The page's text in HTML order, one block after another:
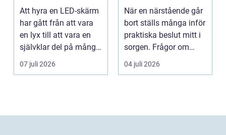
upplevelser på
event
Att hyra en LED-skärm
har gått från att vara
en lyx till att vara en
självklar del på många
event, m...
07 juli 2026
svår tid
När en närstående går
bort ställs många inför
praktiska beslut mitt i
sorgen. Frågor om
ceremoni, ju...
04 juli 2026